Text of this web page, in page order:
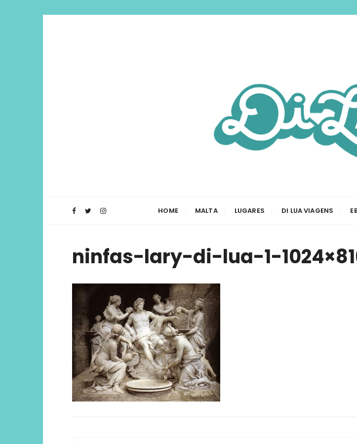
Di Lua | Inspirando
HOME MALTA LUGARES DI LUA VIAGENS
ninfas-lary-di-lua-1-